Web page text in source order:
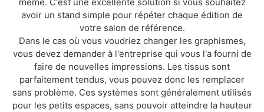
avoir un stand simple pour répéter chaque édition de
votre salon de référence.
Dans le cas où vous voudriez changer les graphismes,
vous devez demander à l'entreprise qui vous l'a fourni de
faire de nouvelles impressions. Les tissus sont
parfaitement tendus, vous pouvez donc les remplacer
sans problème. Ces systèmes sont généralement utilisés
pour les petits espaces, sans pouvoir atteindre la hauteur